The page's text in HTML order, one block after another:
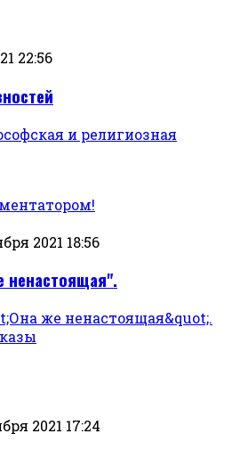
22:56
и религиозная
2021 18:56
ненастоящая".
2021 17:24